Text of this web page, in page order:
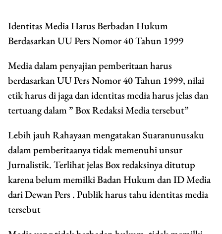
Identitas Media Harus Berbadan Hukum
Berdasarkan UU Pers Nomor 40 Tahun 1999
Media dalam penyajian pemberitaan harus
berdasarkan UU Pers Nomor 40 Tahun 1999, nilai
etik harus di jaga dan identitas media harus jelas dan
tertuang dalam ” Box Redaksi Media tersebut”
Lebih jauh Rahayaan mengatakan Suaranunusaku
dalam pemberitaanya tidak memenuhi unsur
Jurnalistik. Terlihat jelas Box redaksinya ditutup
karena belum memilki Badan Hukum dan ID Media
dari Dewan Pers . Publik harus tahu identitas media
tersebut